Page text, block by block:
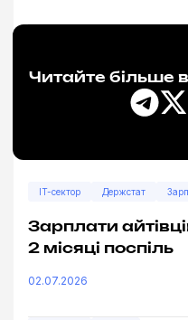
Читайте більше
IT-сектор Держстат
Зарплати
2 місяці поспіль
02.07.2026